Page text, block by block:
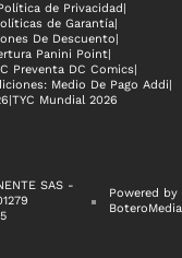
de Privacidad
de Garantía
De Descuento
Panini Point
Preventa DC Comics|
Medio De Pago Addi
TYC Mundial 2026
SAS -
Powered by
BoteroMedia